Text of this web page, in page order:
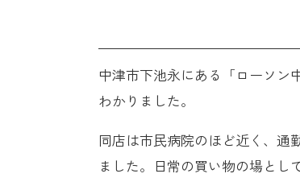
中津市下池永にある「ローソン
わかりました。
同店は市民病院のほど近く、通
ました。日常の買い物の場とし